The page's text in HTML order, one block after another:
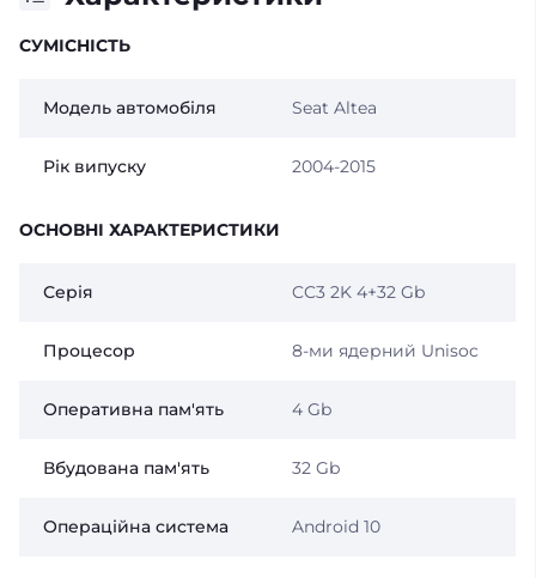
СУМІСНІСТЬ
Модель автомобіля Seat Altea
Рік випуску 2004-2015
ОСНОВНІ ХАРАКТЕРИСТИКИ
Серія CC3 2K 4+32 Gb
Процесор 8-ми ядерний Unisoc
Оперативна пам'ять 4 Gb
Вбудована пам'ять 32 Gb
Операційна система Android 10